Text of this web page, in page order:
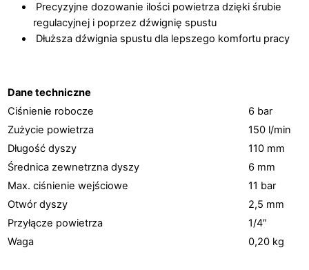
Precyzyjne dozowanie ilości powietrza dzięki śrubie
regulacyjnej i poprzez dźwignię spustu
Dłuższa dźwignia spustu dla lepszego komfortu pracy
Dane techniczne
Ciśnienie robocze
6 bar
Zużycie powietrza
150 l/min
Długość dyszy
110 mm
Średnica zewnetrzna dyszy
6 mm
Max. ciśnienie wejściowe
11 bar
Otwór dyszy
2,5 mm
Przyłącze powietrza
1/4″
Waga
0,20 kg